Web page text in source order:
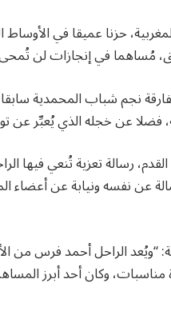
حزنا عميقا في الأوساط
مُساهما في إنجازات لن
نجم شباب المحمدية
فضلا عن خجله الذي يُعبِّر عن
رسالة تعزية تُنعي فيها
عن نفسه ونيابة عن أعضاء
“ويُعد الراحل أحمد فرس من
وكان أحد أبرز